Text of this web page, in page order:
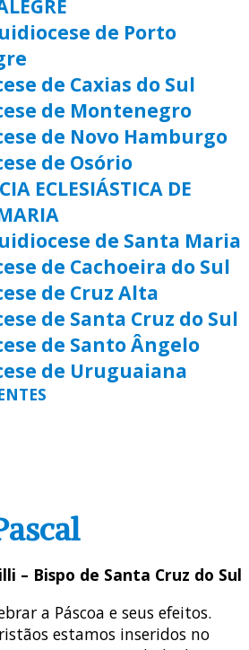
de Porto
de Caxias do Sul
de Montenegro
de Novo Hamburgo
de Osório
ECLESIÁSTICA DE
de Santa Maria
de Cachoeira do Sul
de Cruz Alta
de Santa Cruz do Sul
de Santo Ângelo
de Uruguaiana
– Bispo de Santa Cruz do Sul
a Páscoa e seus efeitos.
estamos inseridos no